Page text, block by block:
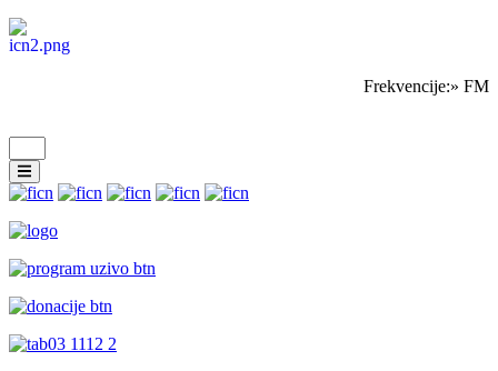
Frekvencije:» FM